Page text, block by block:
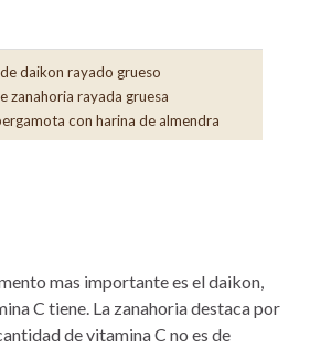
daikon rayado grueso
zanahoria rayada gruesa
con harina de almendra
mas importante es el daikon,
C tiene. La zanahoria destaca por
de vitamina C no es de